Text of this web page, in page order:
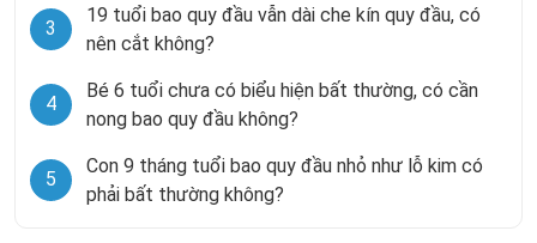
3
19 tuổi bao quy đầu vẫn dài che kín quy đầu, có
nên cắt không?
4
Bé 6 tuổi chưa có biểu hiện bất thường, có cần
nong bao quy đầu không?
5
Con 9 tháng tuổi bao quy đầu nhỏ như lỗ kim có
phải bất thường không?